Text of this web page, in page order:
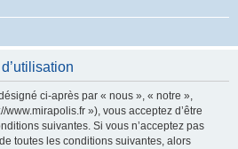
ci-après par « nous », « notre »,
»), vous acceptez d’être
suivantes. Si vous n’acceptez pas
toutes les conditions suivantes, alors